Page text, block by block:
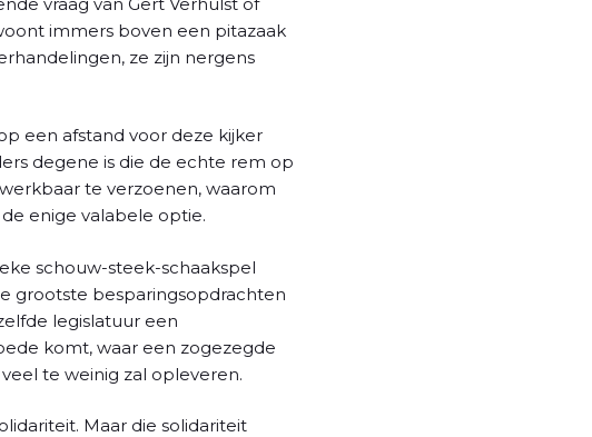
immers boven een pitazaak
ze zijn nergens
een afstand voor deze kijker
degene is die de echte rem op
te verzoenen, waarom
enige valabele optie.
schouw-steek-schaakspel
grootste besparingsopdrachten
legislatuur een
komt, waar een zogezegde
te weinig zal opleveren.
Maar die solidariteit